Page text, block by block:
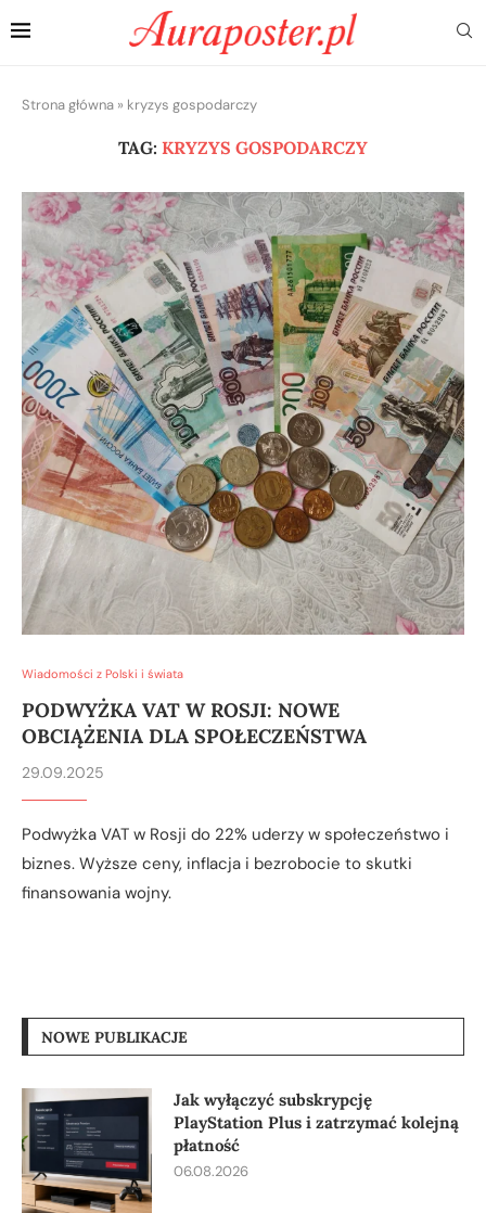
Strona główna » kryzys gospodarczy
TAG: KRYZYS GOSPODARCZY
Wiadomości z Polski i świata
PODWYŻKA VAT W ROSJI: NOWE
OBCIĄŻENIA DLA SPOŁECZEŃSTWA
29.09.2025
Podwyżka VAT w Rosji do 22% uderzy w społeczeństwo i
biznes. Wyższe ceny, inflacja i bezrobocie to skutki
finansowania wojny.
NOWE PUBLIKACJE
Jak wyłączyć subskrypcję
PlayStation Plus i zatrzymać kolejną
płatność
06.08.2026